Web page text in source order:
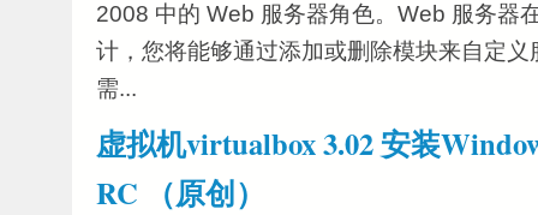
2008 中的 Web 服务器角色。Web 服务器
计，您将能够通过添加或删除模块来自定
需...
虚拟机virtualbox 3.02 安装
RC （原创）